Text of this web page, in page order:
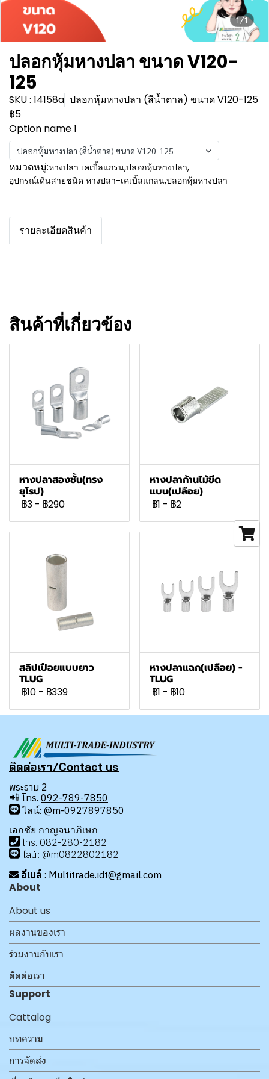
1/1
ปลอกหุ้มหางปลา ขนาด V120-
125
SKU : 14158a ปลอกหุ้มหางปลา (สีน้ำตาล) ขนาด V120-125
฿5
Option name 1
ปลอกหุ้มหางปลา (สีน้ำตาล) ขนาด V120-125
หมวดหมู่:หางปลา เคเบิ้ลแกรน,ปลอกหุ้มหางปลา,
อุปกรณ์เดินสายชนิด หางปลา-เคเบิ้ลแกลน,ปลอกหุ้มหางปลา
รายละเอียดสินค้า
สินค้าที่เกี่ยวข้อง
หางปลาสองชั้น(ทรง
ยุโรป)
฿3 - ฿290
หางปลาก้านไม้ขีด
แบน(เปลือย)
฿1 - ฿2
สลิปเปือยแบบยาว
TLUG
฿10 - ฿339
หางปลาแฉก(เปลือย) -
TLUG
฿1 - ฿10
ติดต่อเรา/Contact us
พระราม 2
📲 โทร. 092-789-7850
ไลน์: @m-0927897850
เอกชัย กาญจนาภิเษก
โทร. 082-280-2182
ไลน์: @m0822802182
อีเมล์ : Multitrade.idt@gmail.com
About
About us
ผลงานของเรา
ร่วมงานกับเรา
ติดต่อเรา
Support
Cattalog
บทความ
การจัดส่ง